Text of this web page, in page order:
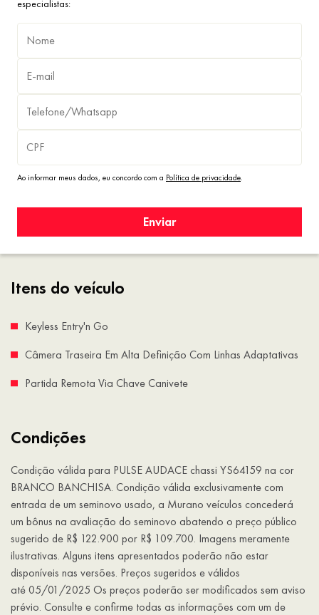
Itens do veículo
Keyless Entry'n Go
Câmera Traseira Em Alta Definição Com Linhas Adaptativas
Partida Remota Via Chave Canivete
Condições
Condição válida para PULSE AUDACE chassi YS64159 na cor
BRANCO BANCHISA. Condição válida exclusivamente com
entrada de um seminovo usado, a Murano veículos concederá
um bônus na avaliação do seminovo abatendo o preço público
sugerido de R$ 122.900 por R$ 109.700. Imagens meramente
ilustrativas. Alguns itens apresentados poderão não estar
disponíveis nas versões. Preços sugeridos e válidos
até 05/01/2025 Os preços poderão ser modificados sem aviso
prévio. Consulte e confirme todas as informações com um de
especialistas:
Ao informar meus dados, eu concordo com a Política de privacidade.
Enviar